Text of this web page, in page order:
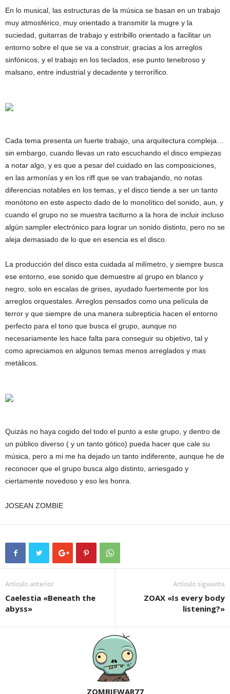
En lo musical, las estructuras de la música se basan en un trabajo
muy atmosférico, muy orientado a transmitir la mugre y la
suciedad, guitarras de trabajo y estribillo orientado a facilitar un
entorno sobre el que se va a construir, gracias a los arreglos
sinfónicos, y el trabajo en los teclados, ese punto tenebroso y
malsano, entre industrial y decadente y terrorífico.
Cada tema presenta un fuerte trabajo, una arquitectura compleja…
sin embargo, cuando llevas un rato escuchando el disco empiezas
a notar algo, y es que a pesar del cuidado en las composiciones,
en las armonías y en los riff que se van trabajando, no notas
diferencias notables en los temas, y el disco tiende a ser un tanto
monótono en este aspecto dado de lo monolítico del sonido, aun, y
cuando el grupo no se muestra taciturno a la hora de incluir incluso
algún sampler electrónico para lograr un sonido distinto, pero no se
aleja demasiado de lo que en esencia es el disco.
La producción del disco esta cuidada al milímetro, y siempre busca
ese entorno, ese sonido que demuestre al grupo en blanco y
negro, solo en escalas de grises, ayudado fuertemente por los
arreglos orquestales. Arreglos pensados como una película de
terror y que siempre de una manera subrepticia hacen el entorno
perfecto para el tono que busca el grupo, aunque no
necesariamente les hace falta para conseguir su objetivo, tal y
como apreciamos en algunos temas menos arreglados y mas
metálicos.
Quizás no haya cogido del todo el punto a este grupo, y dentro de
un público diverso ( y un tanto gótico) pueda hacer que cale su
música, pero a mi me ha dejado un tanto indiferente, aunque he de
reconocer que el grupo busca algo distinto, arriesgado y
ciertamente novedoso y eso les honra.
JOSEAN ZOMBIE
Artículo anterior
Caelestia «Beneath the
abyss»
Artículo siguiente
ZOAX «Is every body
listening?»
ZOMBIEWAR77